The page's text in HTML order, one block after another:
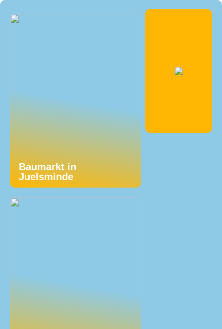
Baumarkt in
Juelsminde